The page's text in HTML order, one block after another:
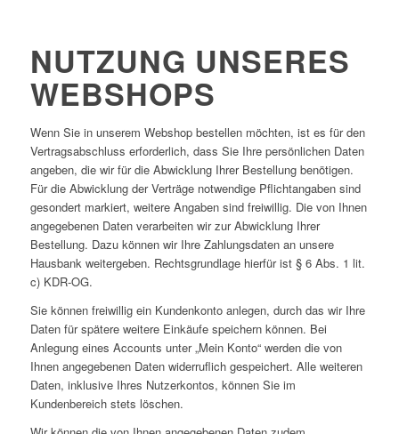
NUTZUNG UNSERES
WEBSHOPS
Wenn Sie in unserem Webshop bestellen möchten, ist es für den
Vertragsabschluss erforderlich, dass Sie Ihre persönlichen Daten
angeben, die wir für die Abwicklung Ihrer Bestellung benötigen.
Für die Abwicklung der Verträge notwendige Pflichtangaben sind
gesondert markiert, weitere Angaben sind freiwillig. Die von Ihnen
angegebenen Daten verarbeiten wir zur Abwicklung Ihrer
Bestellung. Dazu können wir Ihre Zahlungsdaten an unsere
Hausbank weitergeben. Rechtsgrundlage hierfür ist § 6 Abs. 1 lit.
c) KDR-OG.
Sie können freiwillig ein Kundenkonto anlegen, durch das wir Ihre
Daten für spätere weitere Einkäufe speichern können. Bei
Anlegung eines Accounts unter „Mein Konto“ werden die von
Ihnen angegebenen Daten widerruflich gespeichert. Alle weiteren
Daten, inklusive Ihres Nutzerkontos, können Sie im
Kundenbereich stets löschen.